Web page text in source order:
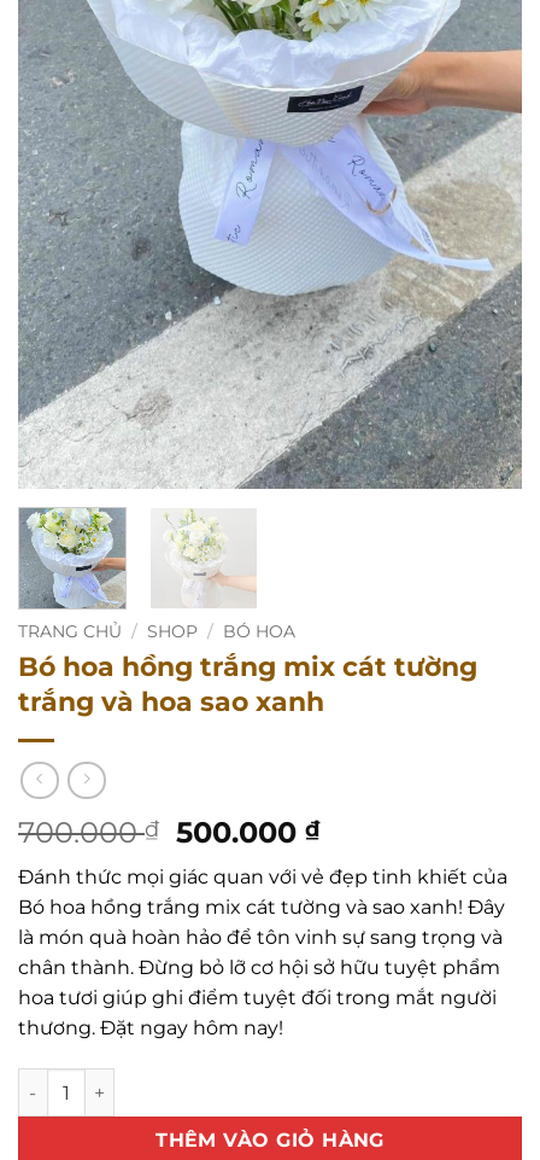
TRANG CHỦ / SHOP / BÓ HOA
Bó hoa hồng trắng mix cát tường
trắng và hoa sao xanh
700.000₫
Giá
gốc
là:
700.000 ₫.
500.000₫Giá
hiện
tại
là:
500.000 ₫.
Đánh thức mọi giác quan với vẻ đẹp tinh khiết của
Bó hoa hồng trắng mix cát tường và sao xanh! Đây
là món quà hoàn hảo để tôn vinh sự sang trọng và
chân thành. Đừng bỏ lỡ cơ hội sở hữu tuyệt phẩm
hoa tươi giúp ghi điểm tuyệt đối trong mắt người
thương. Đặt ngay hôm nay!
Bó hoa hồng trắng mix cát tường trắng và hoa sao xanh
THÊM VÀO GIỎ HÀNG